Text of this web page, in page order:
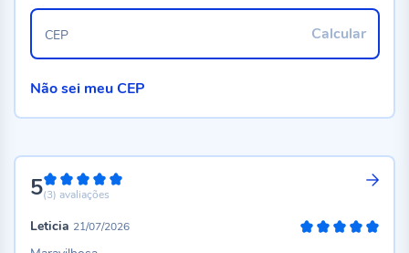
5100%
(3) avaliações
Leticia 21/07/2026
Calcular
CEP
Não sei meu CEP